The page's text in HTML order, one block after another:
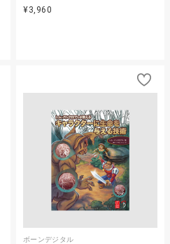
¥3,960
ボーンデジタル